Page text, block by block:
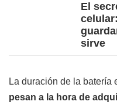
El
sirve
La duración de la batería
pesan a la hora de